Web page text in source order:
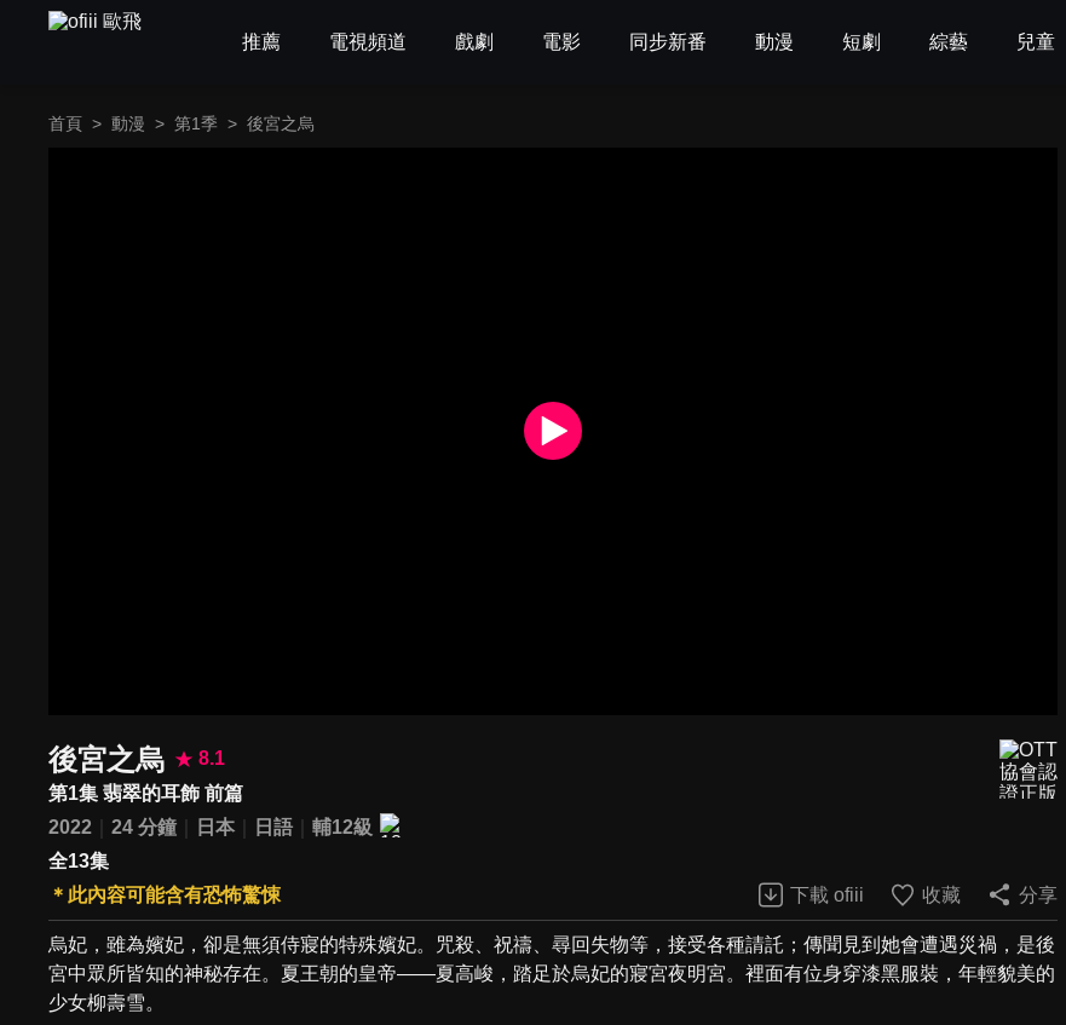
推薦 電視頻道 戲劇 電影 同步新番 動漫 短劇 綜藝 兒童
首頁 > 動漫 > 第1季 > 後宮之烏
後宮之烏
8.1
第1集 翡翠的耳飾 前篇
2022
24 分鐘 日本 日語
輔12級
全13集
＊此內容可能含有恐怖驚悚
下載 ofiii 收藏 分享
烏妃，雖為嬪妃，卻是無須侍寢的特殊嬪妃。咒殺、祝禱、尋回失物等，接受各種請託；傳聞見到她會遭遇災禍，是後
宮中眾所皆知的神秘存在。夏王朝的皇帝——夏高峻，踏足於烏妃的寢宮夜明宮。裡面有位身穿漆黑服裝，年輕貌美的
少女柳壽雪。